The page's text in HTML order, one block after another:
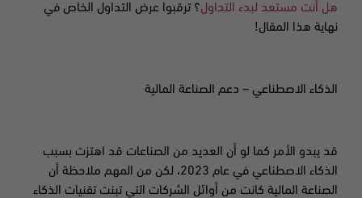
هل أنت مستعد لبدء التداول؟ ترقبوا عرض التداول الخاص في
نهاية هذا المقال!
الذكاء الاصطناعي – دعم الصناعة المالية
قد يبدو الأمر كما لو أن العديد من الصناعات قد اهتزت بسبب
الذكاء الاصطناعي في عام 2023،
لكن من المهم ملاحظة أن
الصناعة المالية كانت من أوائل الشركات التي تبنت تقنيات الذكاء